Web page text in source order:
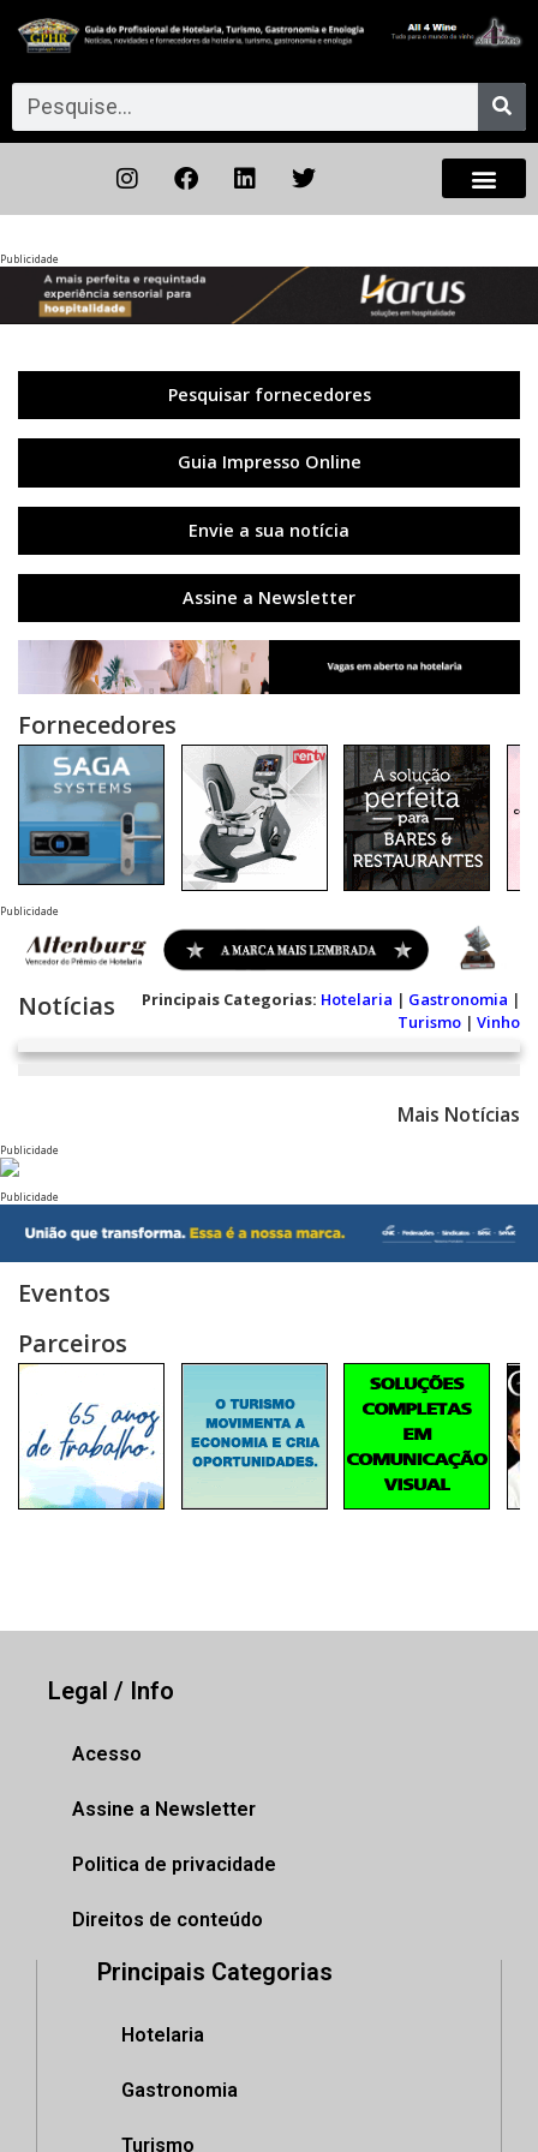
Publicidade
Pesquisar fornecedores
Guia Impresso Online
Envie a sua notícia
Assine a Newsletter
Fornecedores
Publicidade
Notícias Principais Categorias: Hotelaria | Gastronomia |
Turismo | Vinho
Mais Notícias
Publicidade
Publicidade
Eventos
Parceiros
Legal / Info
Acesso
Assine a Newsletter
Politica de privacidade
Direitos de conteúdo
Principais Categorias
Hotelaria
Gastronomia
Turismo